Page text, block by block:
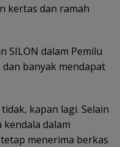
kertas dan ramah
SILON dalam Pemilu
banyak mendapat
kapan lagi. Selain
dalam
menerima berkas